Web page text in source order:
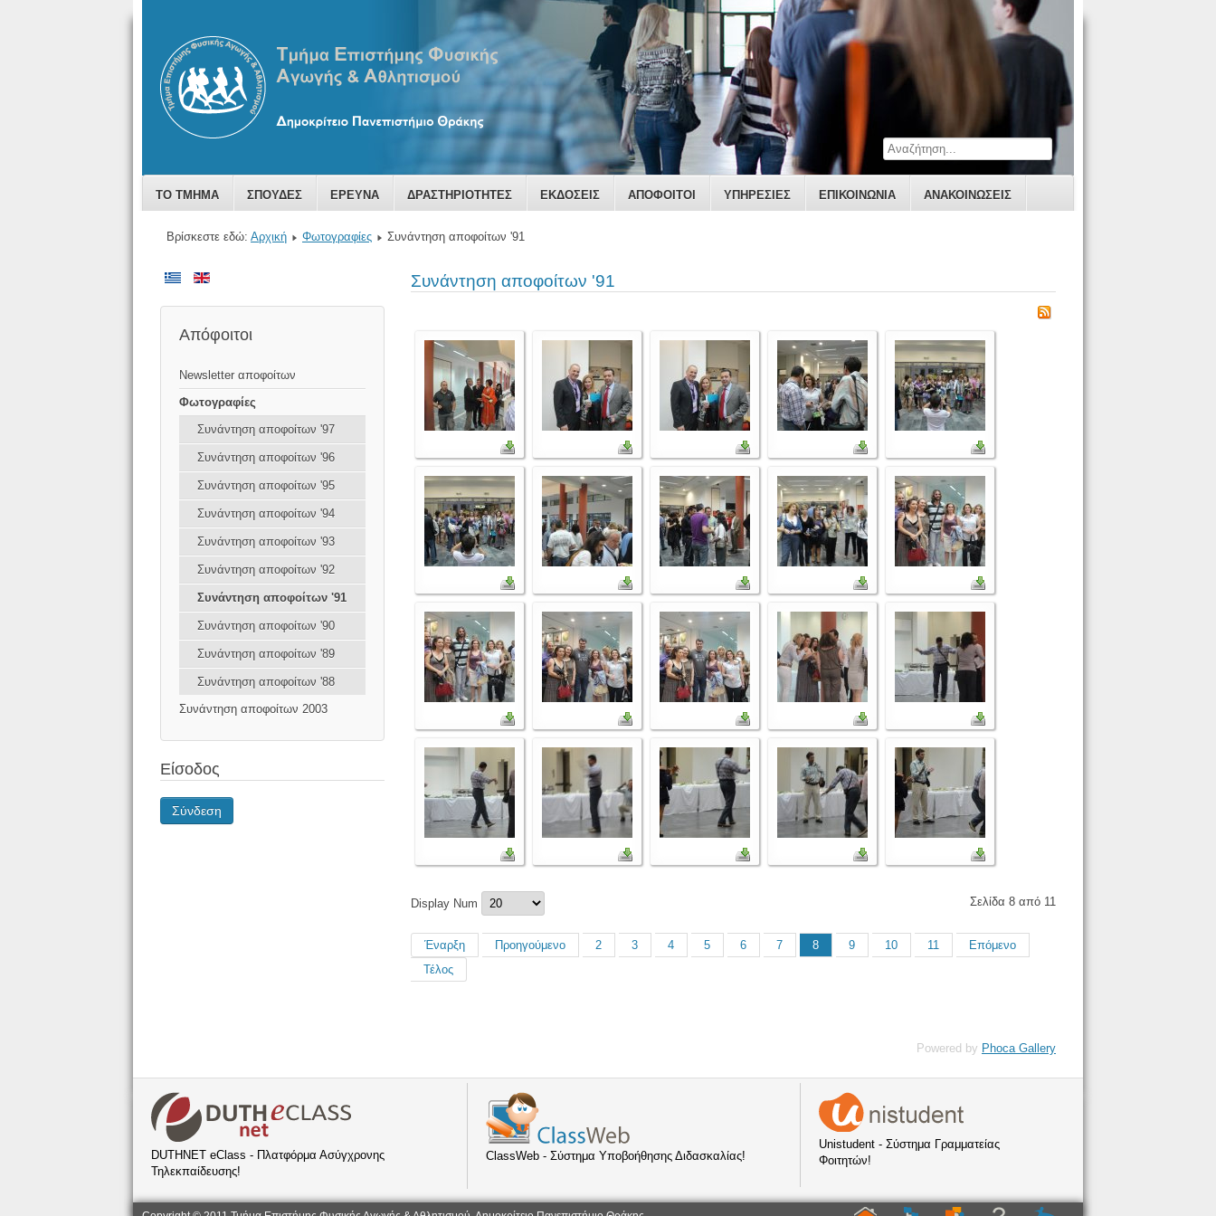
ΤΟ ΤΜΗΜΑ ΣΠΟΥΔΕΣ ΕΡΕΥΝΑ ΔΡΑΣΤΗΡΙΟΤΗΤΕΣ ΕΚΔΟΣΕΙΣ ΑΠΟΦΟΙΤΟΙ ΥΠΗΡΕΣΙΕΣ ΕΠΙΚΟΙΝΩΝΊΑ ΑΝΑΚΟΙΝΩΣΕΙΣ
Βρίσκεστε εδώ: Αρχική Φωτογραφίες Συνάντηση αποφοίτων '91
Απόφοιτοι
Newsletter αποφοίτων
Φωτογραφίες
Συνάντηση αποφοίτων '97
Συνάντηση αποφοίτων '96
Συνάντηση αποφοίτων '95
Συνάντηση αποφοίτων '94
Συνάντηση αποφοίτων '93
Συνάντηση αποφοίτων '92
Συνάντηση αποφοίτων '91
Συνάντηση αποφοίτων '90
Συνάντηση αποφοίτων '89
Συνάντηση αποφοίτων '88
Συνάντηση αποφοίτων 2003
Είσοδος
Σύνδεση
Συνάντηση αποφοίτων '91
Display Num Σελίδα 8 από 11
Έναρξη Προηγούμενο 2 3 4 5 6 7 8 9 10 11
Επόμενο
Τέλος
Powered by Phoca Gallery
DUTHNET eClass - Πλατφόρμα Ασύγχρονης
Τηλεκπαίδευσης!
ClassWeb - Σύστημα Υποβοήθησης Διδασκαλίας!
Unistudent - Σύστημα Γραμματείας
Φοιτητών!